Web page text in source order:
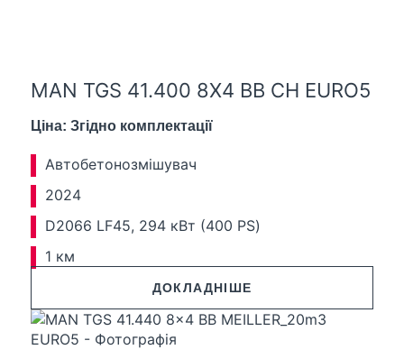
MAN TGS 41.400 8X4 BB CH EURO5
Ціна: Згідно комплектації
Автобетонозмішувач
2024
D2066 LF45, 294 кВт (400 PS)
1 км
ДОКЛАДНІШЕ